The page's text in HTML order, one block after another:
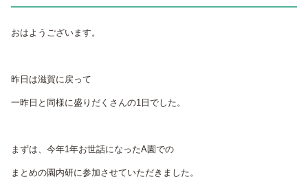
おはようございます。
昨日は滋賀に戻って
一昨日と同様に盛りだくさんの1日でした。
まずは、今年1年お世話になったA園での
まとめの園内研に参加させていただきました。